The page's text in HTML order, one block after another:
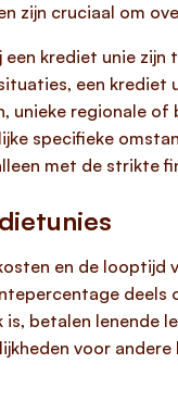
zijn cruciaal om
krediet unie
een krediet
unieke regionale
specifieke
met de strikte
en de
deels
betalen lenende
voor